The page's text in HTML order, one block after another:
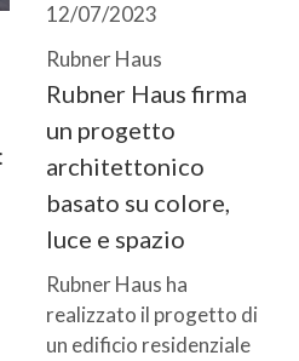
12/07/2023
Rubner Haus
Rubner Haus firma
un progetto
architettonico
basato su colore,
luce e spazio
Rubner Haus ha
realizzato il progetto di
un edificio residenziale